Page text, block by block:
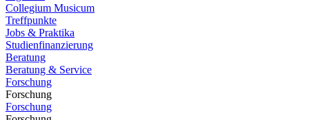
Collegium Musicum
Treffpunkte
Jobs & Praktika
Studienfinanzierung
Beratung
Beratung & Service
Forschung
Forschung
Forschung